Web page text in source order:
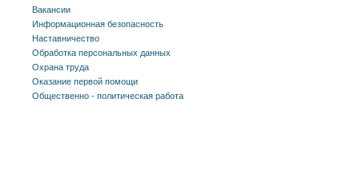
Вакансии
Информационная безопасность
Наставничество
Обработка персональных данных
Охрана труда
Оказание первой помощи
Общественно - политическая работа